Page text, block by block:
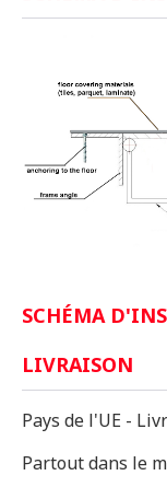
SCHÉMA
LIVRAISON
Pays de l'UE -
Partout dans le